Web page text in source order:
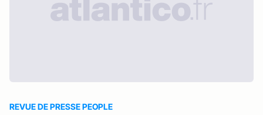
REVUE DE PRESSE PEOPLE